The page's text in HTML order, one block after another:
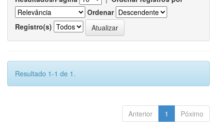
Ordenar
Registro(s)
Resultado 1-1 de 1.
Anterior 1 Póximo